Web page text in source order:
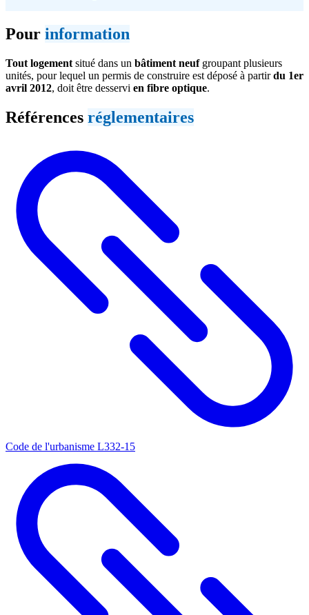
Pour information
Tout logement situé dans un bâtiment neufgroupant plusieurs
unités, pour lequel un permis de construire est déposé à partirdu 1er
avril 2012, doit être desservi en fibre optique.
Références réglementaires
Code de l'urbanisme L332-15